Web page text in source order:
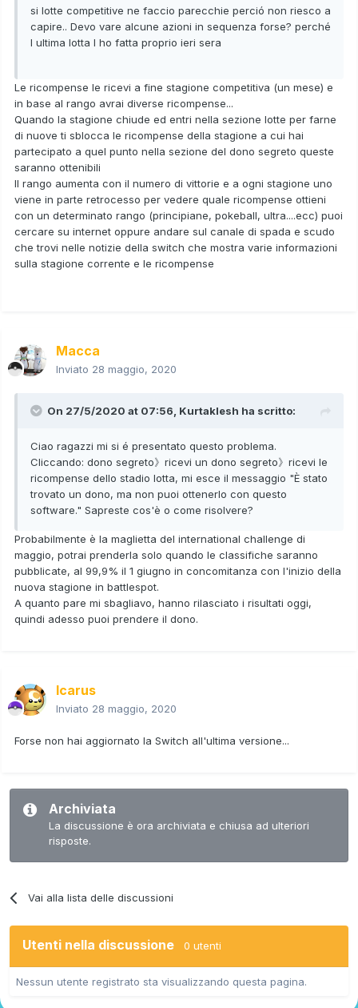
si lotte competitive ne faccio parecchie perció non riesco a
capire.. Devo vare alcune azioni in sequenza forse? perché
l ultima lotta l ho fatta proprio ieri sera
Le ricompense le ricevi a fine stagione competitiva (un mese) e
in base al rango avrai diverse ricompense...
Quando la stagione chiude ed entri nella sezione lotte per farne
di nuove ti sblocca le ricompense della stagione a cui hai
partecipato a quel punto nella sezione del dono segreto queste
saranno ottenibili
Il rango aumenta con il numero di vittorie e a ogni stagione uno
viene in parte retrocesso per vedere quale ricompense ottieni
con un determinato rango (principiane, pokeball, ultra....ecc) puoi
cercare su internet oppure andare sul canale di spada e scudo
che trovi nelle notizie della switch che mostra varie informazioni
sulla stagione corrente e le ricompense
Macca
Inviato 28 maggio, 2020
On 27/5/2020 at 07:56, Kurtaklesh ha scritto:
Ciao ragazzi mi si é presentato questo problema.
Cliccando: dono segreto》ricevi un dono segreto》ricevi le
ricompense dello stadio lotta, mi esce il messaggio "È stato
trovato un dono, ma non puoi ottenerlo con questo
software." Sapreste cos'è o come risolvere?
Probabilmente è la maglietta del international challenge di
maggio, potrai prenderla solo quando le classifiche saranno
pubblicate, al 99,9% il 1 giugno in concomitanza con l'inizio della
nuova stagione in battlespot.
A quanto pare mi sbagliavo, hanno rilasciato i risultati oggi,
quindi adesso puoi prendere il dono.
Icarus
Inviato 28 maggio, 2020
Forse non hai aggiornato la Switch all'ultima versione...
Archiviata
La discussione è ora archiviata e chiusa ad ulteriori
risposte.
Vai alla lista delle discussioni
Utenti nella discussione 0 utenti
Nessun utente registrato sta visualizzando questa pagina.